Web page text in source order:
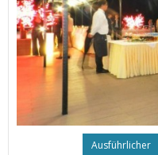
Ausführlicher